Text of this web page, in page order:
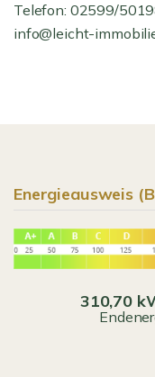
Telefon: 02599/
info@leicht-
Energieausweis
310,70